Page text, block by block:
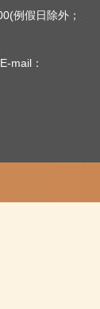
例假日除外；
mail：